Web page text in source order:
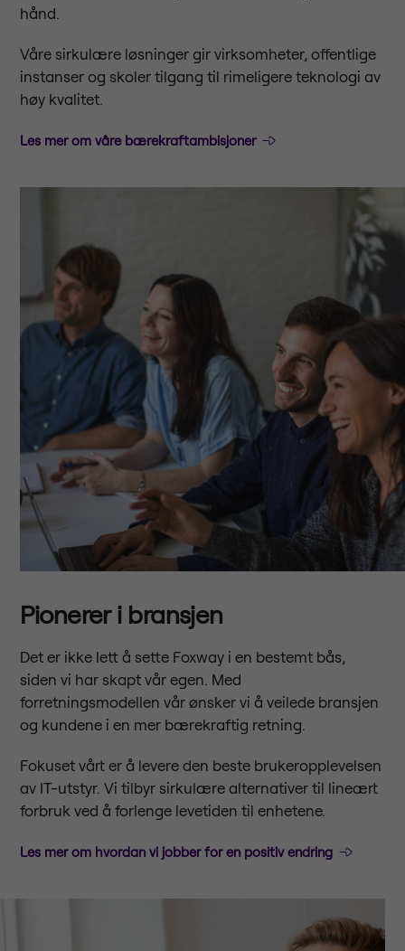
hånd.
Våre sirkulære løsninger gir virksomheter, offentlige
instanser og skoler tilgang til rimeligere teknologi av
høy kvalitet.
Les mer om våre bærekraftambisjoner
Pionerer i bransjen
Det er ikke lett å sette Foxway i en bestemt bås,
siden vi har skapt vår egen. Med
forretningsmodellen vår ønsker vi å veilede bransjen
og kundene i en mer bærekraftig retning.
Fokuset vårt er å levere den beste brukeropplevelsen
av IT-utstyr. Vi tilbyr sirkulære alternativer til lineært
forbruk ved å forlenge levetiden til enhetene.
Les mer om hvordan vi jobber for en positiv endring